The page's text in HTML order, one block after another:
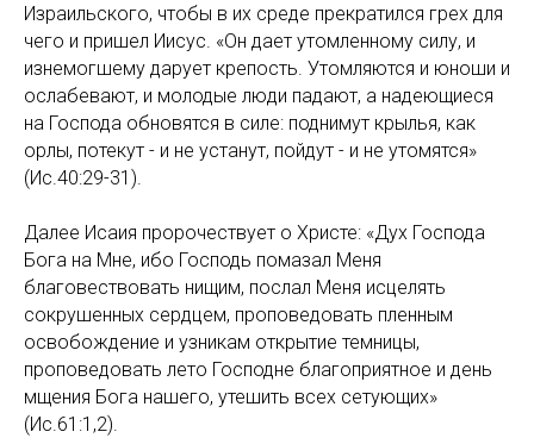
Израильского, чтобы в их среде прекратился грех для
чего и пришел Иисус. «Он дает утомленному силу, и
изнемогшему дарует крепость. Утомляются и юноши и
ослабевают, и молодые люди падают, а надеющиеся
на Господа обновятся в силе: поднимут крылья, как
орлы, потекут - и не устанут, пойдут - и не утомятся»
(Ис.40:29-31).
Далее Исаия пророчествует о Христе: «Дух Господа
Бога на Мне, ибо Господь помазал Меня
благовествовать нищим, послал Меня исцелять
сокрушенных сердцем, проповедовать пленным
освобождение и узникам открытие темницы,
проповедовать лето Господне благоприятное и день
мщения Бога нашего, утешить всех сетующих»
(Ис.61:1,2).